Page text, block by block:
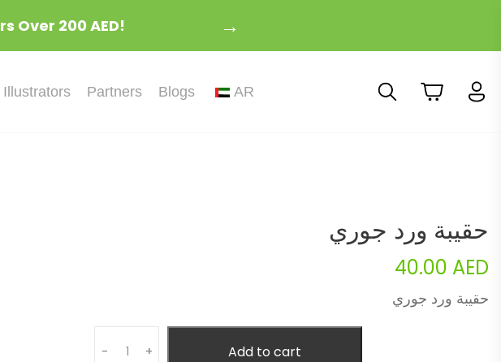
Over 200 AED! →
Illustrators Partners Blogs AR
حقيبة ورد جوري
40.00 AED
حقيبة ورد جوري
- + Add to cart